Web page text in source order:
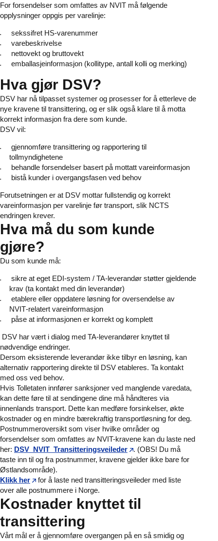
For forsendelser som omfattes av NVIT må følgende
opplysninger oppgis per varelinje:
seks­sifret HS‑varenummer
varebeskrivelse
nettovekt og bruttovekt
emballasjeinformasjon (kollitype, antall kolli og merking)
Hva gjør DSV?
DSV har nå tilpasset systemer og prosesser for å etterleve de
nye kravene til transittering, og er slik også klare til å motta
korrekt informasjon fra dere som kunde.
DSV vil:
gjennomføre transittering og rapportering til
tollmyndighetene
behandle forsendelser basert på mottatt vareinformasjon
bistå kunder i overgangsfasen ved behov
Forutsetningen er at DSV mottar fullstendig og korrekt
vareinformasjon per varelinje før transport, slik NCTS
endringen krever.
Hva må du som kunde
gjøre?
Du som kunde må:
sikre at eget EDI‑system / TA‑leverandør støtter gjeldende
krav (ta kontakt med din leverandør)
etablere eller oppdatere løsning for oversendelse av
NVIT‑relatert vareinformasjon
påse at informasjonen er korrekt og komplett
DSV har vært i dialog med TA‑leverandører knyttet til
nødvendige endringer.
Dersom eksisterende leverandør ikke tilbyr en løsning, kan
alternativ rapportering direkte til DSV etableres. Ta kontakt
med oss ved behov.
Hvis Tolletaten innfører sanksjoner ved manglende varedata,
kan dette føre til at sendingene dine må håndteres via
innenlands transport. Dette kan medføre forsinkelser, økte
kostnader og en mindre bærekraftig transportløsning for deg.
Postnummeroversikt som viser hvilke områder og
forsendelser som omfattes av NVIT-kravene kan du laste ned
her: DSV_NVIT_Transitteringsveileder
. (OBS! Du må
taste inn til og fra postnummer, kravene gjelder ikke bare for
Østlandsområde).
Klikk her
for å laste ned transitteringsveileder med liste
over alle postnummere i Norge.
Kostnader knyttet til
transittering
Vårt mål er å gjennomføre overgangen på en så smidig og